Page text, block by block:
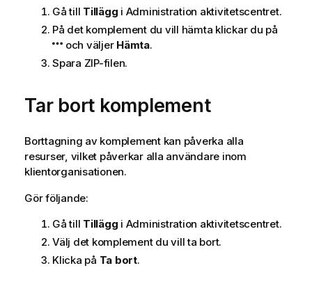
Gå till Tillägg i Administration aktivitetscentret.
På det komplement du vill hämta klickar du på
och väljer Hämta.
Spara ZIP-filen.
Tar bort komplement
Borttagning av komplement kan påverka alla
resurser, vilket påverkar alla användare inom
klientorganisationen.
Gör följande:
Gå till Tillägg i Administration aktivitetscentret.
Välj det komplement du vill ta bort.
Klicka på Ta bort.